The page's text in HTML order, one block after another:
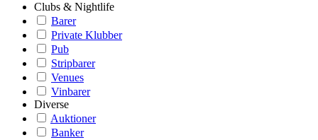
Clubs & Nightlife
Barer
Private Klubber
Pub
Stripbarer
Venues
Vinbarer
Diverse
Auktioner
Banker